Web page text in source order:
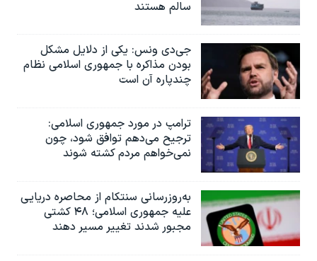
سالم هستند
جی‌دی ونس: یکی از دلایل مشکل
بودن مذاکره با جمهوری اسلامی نظام
چندپاره آن است
ترامپ در مورد جمهوری اسلامی:
ترجیح می‌دهم توافق شود، چون
نمی‌خواهم مردم کشته شوند
به‌روزرسانی سنتکام از محاصره دریایی
علیه جمهوری اسلامی؛ ۴۸ کشتی
مجبور شدند تغییر مسیر دهند